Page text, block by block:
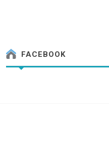
FACEBOOK